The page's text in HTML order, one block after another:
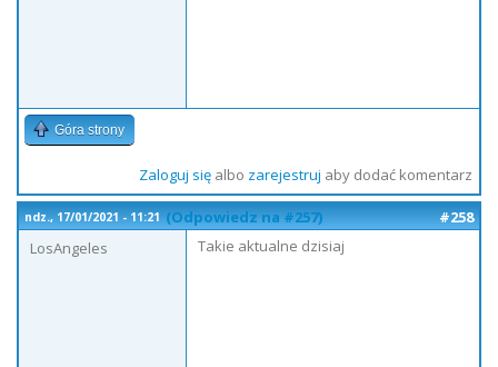
Góra strony
Zaloguj sięalbo zarejestruj aby dodać komentarz
ndz., 17/01/2021 - 11:21 (Odpowiedz na #257)
#258
LosAngeles
Takie aktualne dzisiaj